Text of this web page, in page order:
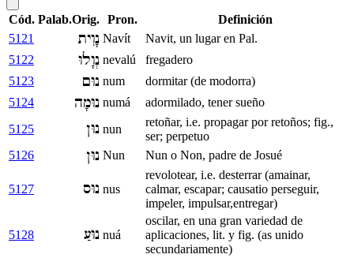
Cód. Palab.Orig. Pron.
Definición
5121
נָוִית Navít
Navit, un lugar en Pal.
5122
נְוָלוּ nevalú
fregadero
5123
נוּם num
dormitar (de modorra)
5124
נוּמָה numá
adormilado, tener sueño
5125
נוּן nun
retoñar, i.e. propagar por retoños; fig.,
ser; perpetuo
5126
נוּן Nun Nun o Non, padre de Josué
5127 נוּס nus
revolotear, i.e. desterrar (amainar,
calmar, escapar; causatio perseguir,
impeler, impulsar,entregar)
5128 נוּעַ nuá
oscilar, en una gran variedad de
aplicaciones, lit. y fig. (as unido
secundariamente)